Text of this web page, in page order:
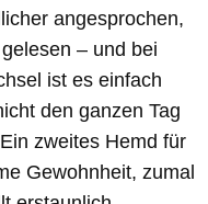
angesprochen,
– und bei
ist es einfach
den ganzen Tag
zweites Hemd für
Gewohnheit, zumal